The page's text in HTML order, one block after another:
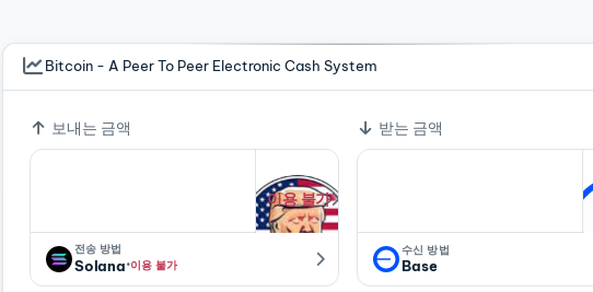
환율
Bitcoin - A Peer To Peer Electronic Cash System
보내는 금액
이용 불가
전송 방법
Solana·이용 불가
받는 금액
수신 방법
Base